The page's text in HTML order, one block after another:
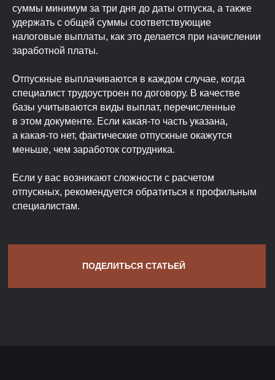
суммы минимум за три дня до даты отпуска, а также
удержать с общей суммы соответствующие
налоговые выплаты, как это делается при начислении
заработной платы.
Отпускные выплачиваются в каждом случае, когда
специалист трудоустроен по договору. В качестве
базы учитываются виды выплат, перечисленные
в этом документе. Если какая-то часть указана,
а какая-то нет, фактические отпускные окажутся
меньше, чем заработок сотрудника.
Если у вас возникают сложности с расчетом
отпускных, рекомендуется обратиться к профильным
специалистам.